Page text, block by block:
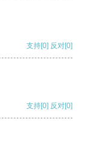
支持[0] 反对[0]
支持[0] 反对[0]